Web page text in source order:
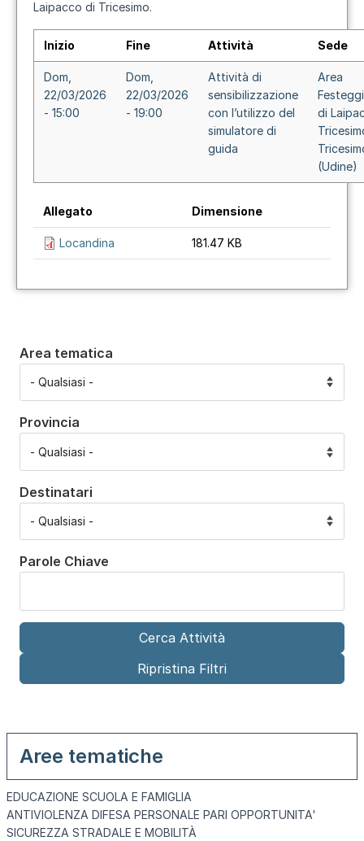
Laipacco di Tricesimo.
Inizio Fine Attività Sede
Dom,
22/03/2026
- 15:00
Dom,
22/03/2026
- 19:00
Attività di
sensibilizzazione
con l’utilizzo del
simulatore di
guida
Area
di
(Udine)
Allegato Dimensione
Locandina 181.47 KB
Area tematica
Provincia
Destinatari
Parole Chiave
Aree tematiche
EDUCAZIONE SCUOLA E FAMIGLIA
ANTIVIOLENZA DIFESA PERSONALE PARI OPPORTUNITA'
SICUREZZA STRADALE E MOBILITÀ